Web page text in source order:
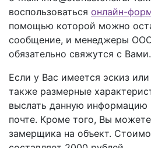
воспользоваться онлайн-
помощью которой можно
сообщение, и менеджеры
обязательно свяжутся с Вами.
Если у Вас имеется эскиз
также размерные
выслать данную информацию
почте. Кроме того, Вы можете
замерщика на объект.